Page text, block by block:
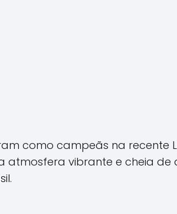
como campeãs na recente
atmosfera vibrante e cheia de